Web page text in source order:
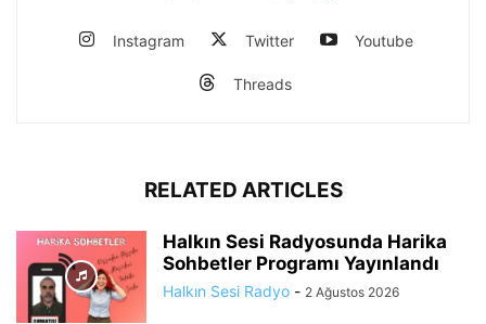
Instagram Twitter Youtube
Threads
RELATED ARTICLES
Halkın Sesi Radyosunda Harika
Sohbetler Programı Yayınlandı
Halkın Sesi Radyo - 2 Ağustos 2026